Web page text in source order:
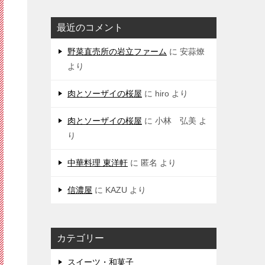
最近のコメント
野菜直売所の岩立ファーム に 安蒜燎
より
肉とソーザイの桜屋 に hiro より
肉とソーザイの桜屋 に 小林 弘美 よ
り
中華料理 東洋軒 に 匿名 より
信濃屋 に KAZU より
カテゴリー
スイーツ・和菓子